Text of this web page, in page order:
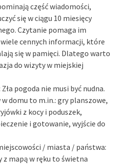
część wiadomości,
się w ciągu 10 miesięcy
Czytanie pomaga im
cennych informacji, które
się w pamięci. Dlatego warto
do wizyty w miejskiej
pogoda nie musi być nudna.
w domu to m.in.: gry planszowe,
z kocy i poduszek,
i gotowanie, wyjście do
/ miasta / państwa:
z mapą w ręku to świetna